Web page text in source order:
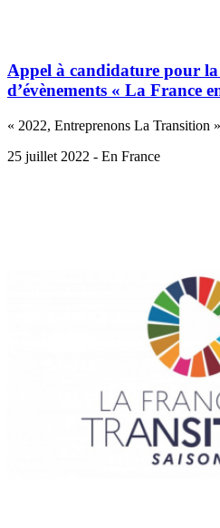
Appel à candidature pour
d’évènements « La France
« 2022, Entreprenons La Transition »
25 juillet 2022 - En France